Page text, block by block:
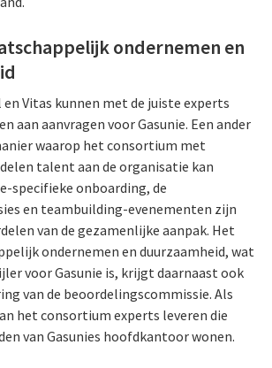
ondernemen en
en Vitas kunnen met de juiste experts
aan aanvragen voor Gasunie. Een ander
waarop het consortium met
talent aan de organisatie kan
specifieke onboarding, de
en teambuilding-evenementen zijn
van de gezamenlijke aanpak. Het
ondernemen en duurzaamheid, wat
voor Gasunie is, krijgt daarnaast ook
van de beoordelingscommissie. Als
het consortium experts leveren die
van Gasunies hoofdkantoor wonen.